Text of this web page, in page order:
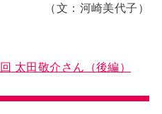
（文：河崎美代子）
太田敬介さん（後編）